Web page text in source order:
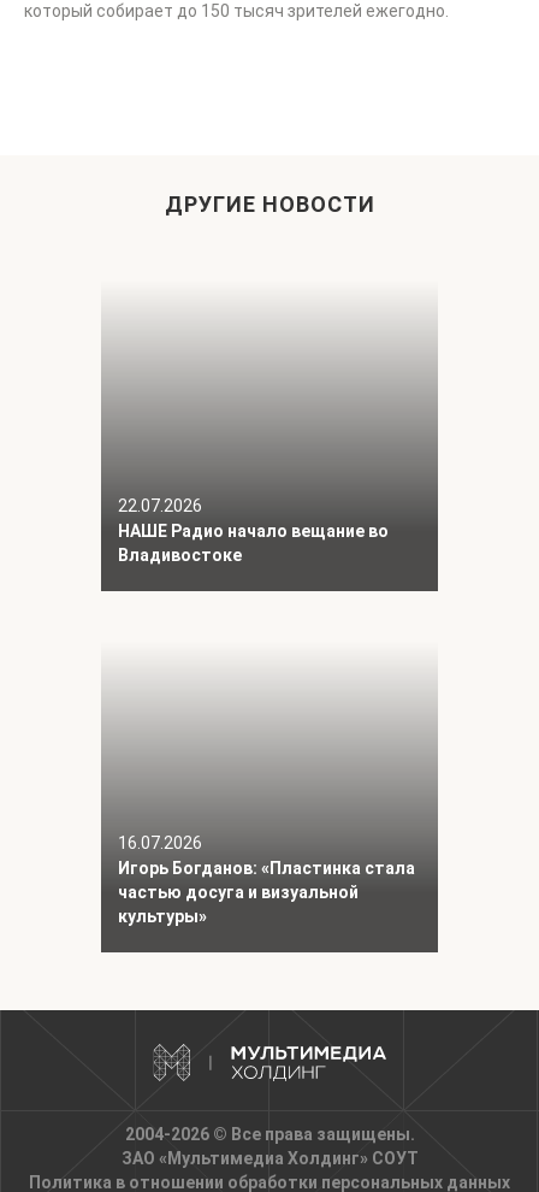
который собирает до 150 тысяч зрителей ежегодно.
ДРУГИЕ НОВОСТИ
22.07.2026
НАШЕ Радио начало вещание во
Владивостоке
16.07.2026
Игорь Богданов: «Пластинка стала
частью досуга и визуальной
культуры»
2004-2026 © Все права защищены.
ЗАО «Мультимедиа Холдинг» СОУТ
Политика в отношении обработки персональных данных